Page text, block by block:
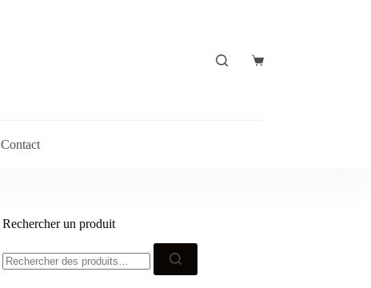
Panier
Contact
Rechercher un produit
pour :